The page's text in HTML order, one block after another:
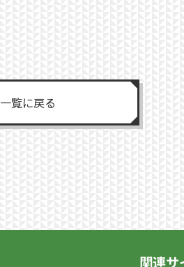
一覧に戻る
関連サ